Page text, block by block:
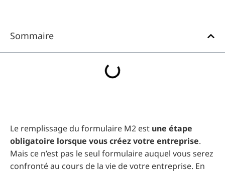
Sommaire
Le remplissage du formulaire M2 est une étape
obligatoire lorsque vous créez votre entreprise.
Mais ce n’est pas le seul formulaire auquel vous serez
confronté au cours de la vie de votre entreprise. En